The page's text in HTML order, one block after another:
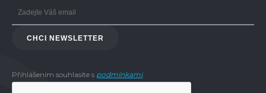
CHCI NEWSLETTER
Přihlášením souhlasíte s podmínkami.